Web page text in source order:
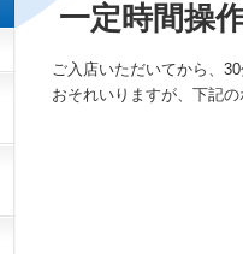
一定時間操
ご入店いただいてから、
おそれいりますが、下記